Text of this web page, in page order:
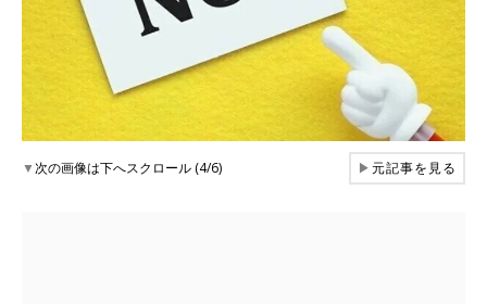
▼次の画像は下へスクロール (4/6) ▶元記事を見る